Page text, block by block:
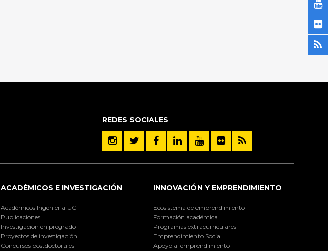
REDES SOCIALES
ACADÉMICOS E INVESTIGACIÓN
Académicos Ingeniería UC
Publicaciones
Investigación en pregrado
Proyectos de investigación
Concursos postdoctorales
INNOVACIÓN Y EMPRENDIMIENTO
Ecosistema de emprendimiento
Formación académica
Programas extracurriculares
Emprendimiento Social
Apoyo al emprendimiento